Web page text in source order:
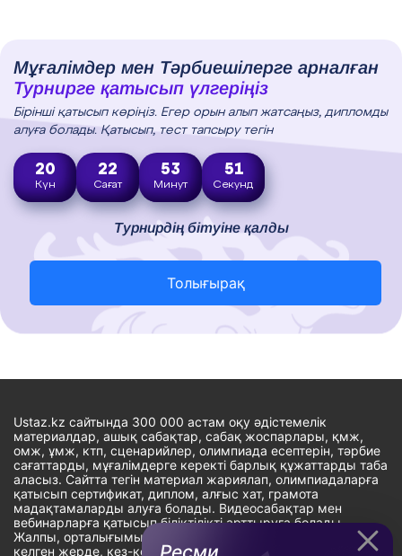
Мұғалімдер мен Тәрбиешілерге арналған
Турнирге қатысып үлгеріңіз
Бірінші қатысып көріңіз. Егер орын алып жатсаңыз, дипломды
алуға болады. Қатысып, тест тапсыру тегін
20
Күн
22
Сағат
53
Минут
50
Секунд
Турнирдің бітуіне қалды
Толығырақ
Ustaz.kz сайтында 300 000 астам оқу әдістемелік
материалдар, ашық сабақтар, сабақ жоспарлары, қмж,
омж, ұмж, ктп, сценарийлер, олимпиада есептерін, тәрбие
сағаттарды, мұғалімдерге керекті барлық құжаттарды таба
аласыз. Сайтта тегін материал жариялап, олимпиадаларға
қатысып сертификат, диплом, алғыс хат, грамота
мадақтамаларды алуға болады. Видеосабақтар мен
вебинарларға қатысып біліктілікті арттыруға болады.
Жалпы, орталығымыздың басты мақсаты: ұстаздарға кез-
келген жерде, кез-келген уақытта білім алуына мүмкіндік